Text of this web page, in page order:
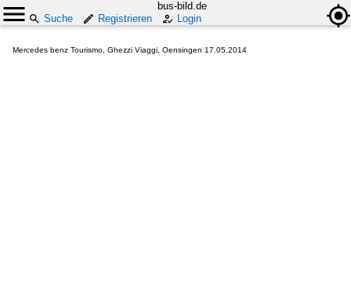
bus-bild.de
Suche
Registrieren Login
Mercedes benz Tourismo, Ghezzi Viaggi, Oensingen 17.05.2014